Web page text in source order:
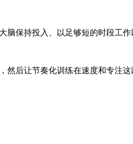
保持投入、以足够短的时段工
然后让节奏化训练在速度和专注